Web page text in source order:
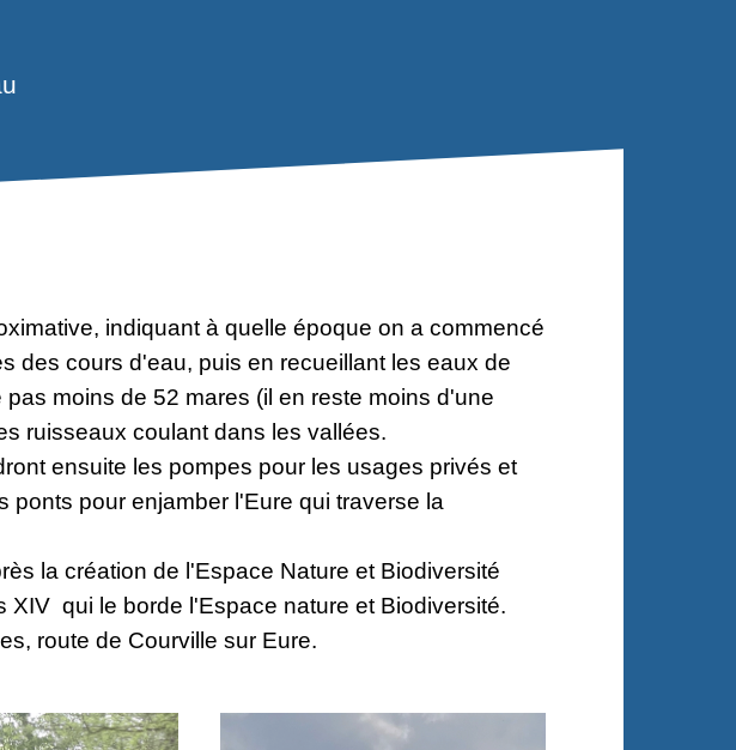
indiquant à quelle époque on a commencé
des cours d'eau, puis en recueillant les eaux de
moins de 52 mares (il en reste moins d'une
ruisseaux coulant dans les vallées.
ensuite les pompes pour les usages privés et
pour enjamber l'Eure qui traverse la
la création de l'Espace Nature et Biodiversité
qui le borde l'Espace nature et Biodiversité.
route de Courville sur Eure.